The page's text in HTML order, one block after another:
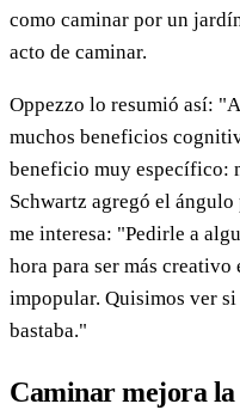
como caminar por un
acto de caminar.
Oppezzo lo resumió así:
muchos beneficios
beneficio muy específico:
Schwartz agregó el
me interesa: "Pedirle a
hora para ser más
impopular. Quisimos ver
bastaba."
Caminar mejora